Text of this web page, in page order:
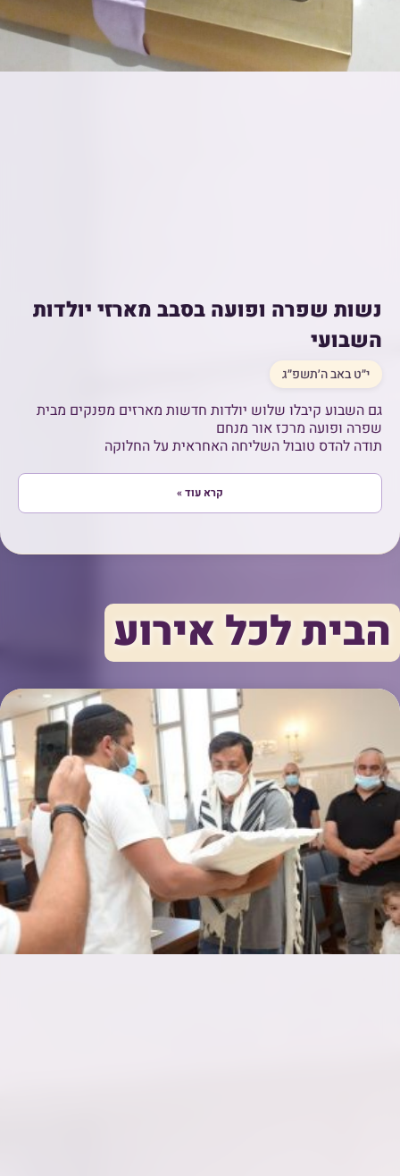
נשות שפרה ופועה בסבב מארזי יולדות
השבועי
י״ט באב ה׳תשפ״ג
גם השבוע קיבלו שלוש יולדות חדשות מארזים מפנקים מבית
שפרה ופועה מרכז אור מנחם
תודה להדס טובול השליחה האחראית על החלוקה
קרא עוד »
הבית לכל אירוע